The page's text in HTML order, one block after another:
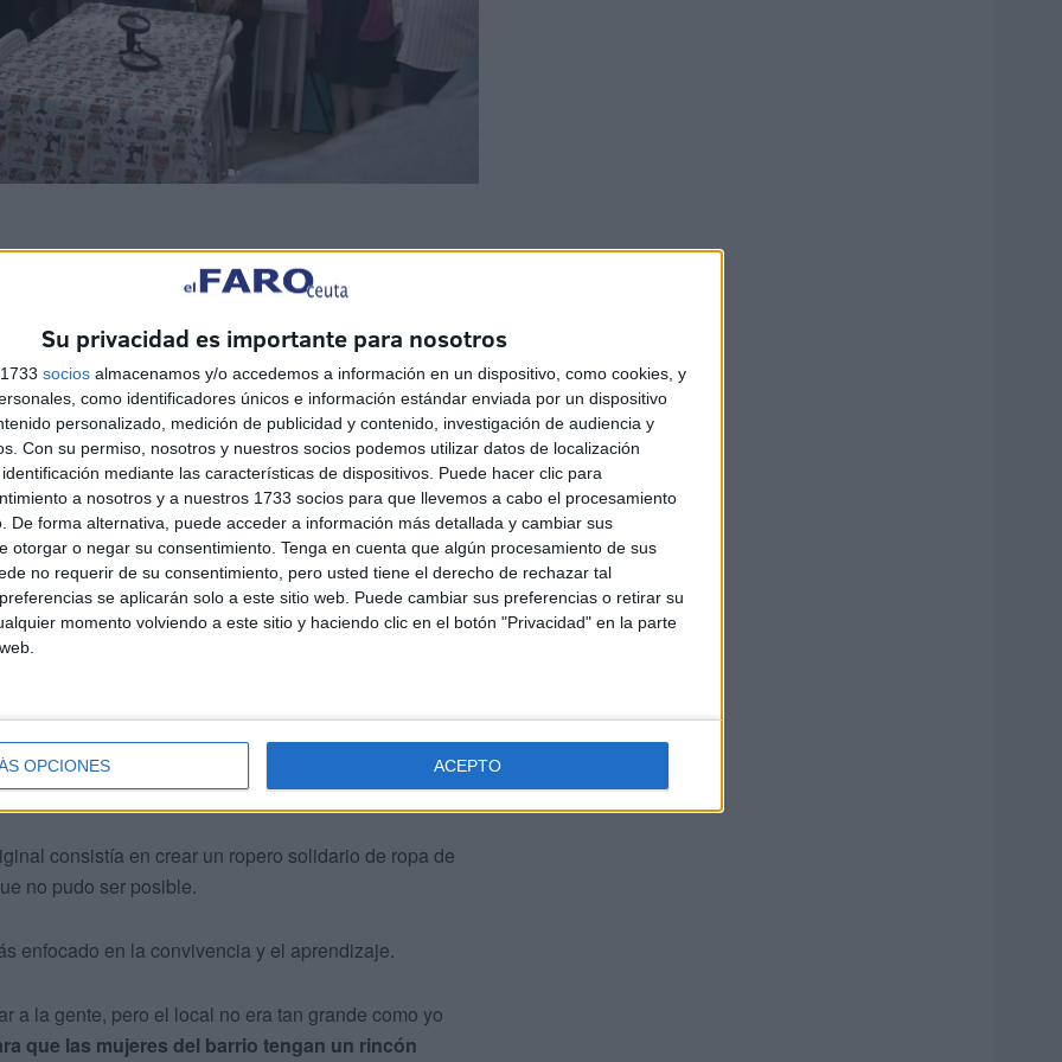
Su privacidad es importante para nosotros
socios almacenamos y/o accedemos a información en un dispositivo, como cookies, y
como identificadores únicos e información estándar enviada por un dispositivo
personalizado, medición de publicidad y contenido, investigación de audiencia y
Con su permiso, nosotros y nuestros socios podemos utilizar datos de localización
mediante las características de dispositivos. Puede hacer clic para
a nosotros y a nuestros 1733 socios para que llevemos a cabo el procesamiento
De forma alternativa, puede acceder a información más detallada y cambiar sus
otorgar o negar su consentimiento. Tenga en cuenta que algún procesamiento de sus
no requerir de su consentimiento, pero usted tiene el derecho de rechazar tal
se aplicarán solo a este sitio web. Puede cambiar sus preferencias o retirar su
momento volviendo a este sitio y haciendo clic en el botón "Privacidad" en la parte
OPCIONES ACEPTO
del presidente de la asociación de vecinos, José
y la consejera de Servicios Sociales, Nabila Benzina.
del taller, Afri y Mari Carmen, encargadas de dar vida
públicamente el apoyo de ambas
han hecho la obra. Gracias a ellos esto se ha podido
consistía en crear un ropero solidario de ropa de
no pudo ser posible.
enfocado en la convivencia y el aprendizaje.
a la gente, pero el local no era tan grande como yo
que las mujeres del barrio tengan un rincón